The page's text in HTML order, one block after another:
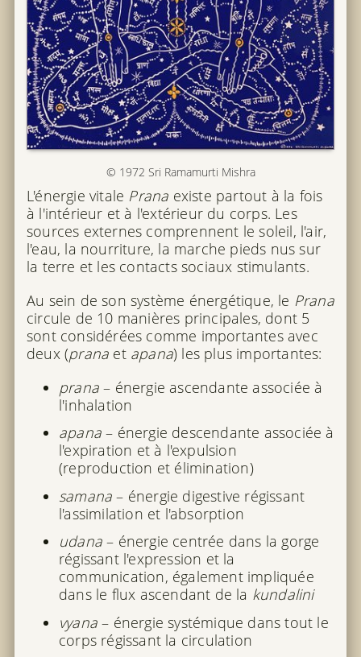
© 1972 Sri Ramamurti Mishra
L'énergie vitale Prana existe partout à la fois
à l'intérieur et à l'extérieur du corps. Les
sources externes comprennent le soleil, l'air,
l'eau, la nourriture, la marche pieds nus sur
la terre et les contacts sociaux stimulants.
Au sein de son système énergétique, le Prana
circule de 10 manières principales, dont 5
sont considérées comme importantes avec
deux (prana et apana) les plus importantes:
prana– énergie ascendante associée à
l'inhalation
apana– énergie descendante associée à
l'expiration et à l'expulsion
(reproduction et élimination)
samana – énergie digestive régissant
l'assimilation et l'absorption
udana– énergie centrée dans la gorge
régissant l'expression et la
communication, également impliquée
dans le flux ascendant de la kundalini
vyana– énergie systémique dans tout le
corps régissant la circulation